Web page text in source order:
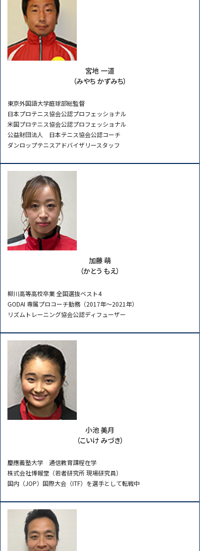
宮地 一道
（みやち かずみち）
東京外国語大学庭球部総監督
日本プロテニス協会公認プロフェッショナル
米国プロテニス協会公認プロフェッショナル
公益財団法人 日本テニス協会公認コーチ
ダンロップテニスアドバイザリースタッフ
加藤 萌
（かとう もえ）
柳川高等高校卒業 全国選抜ベスト4
GODAI 専属プロコーチ勤務（2017年～2021年）
リズムトレーニング協会公認ディフューザー
小池 美月
（こいけ みづき）
慶應義塾大学 通信教育課程在学
株式会社博報堂（若者研究所 現場研究員）
国内（JOP）国際大会（ITF）を選手として転戦中